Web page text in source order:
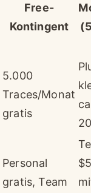
Free-
Kontingent
5.000
Traces/Monat
gratis
Personal
gratis, Team